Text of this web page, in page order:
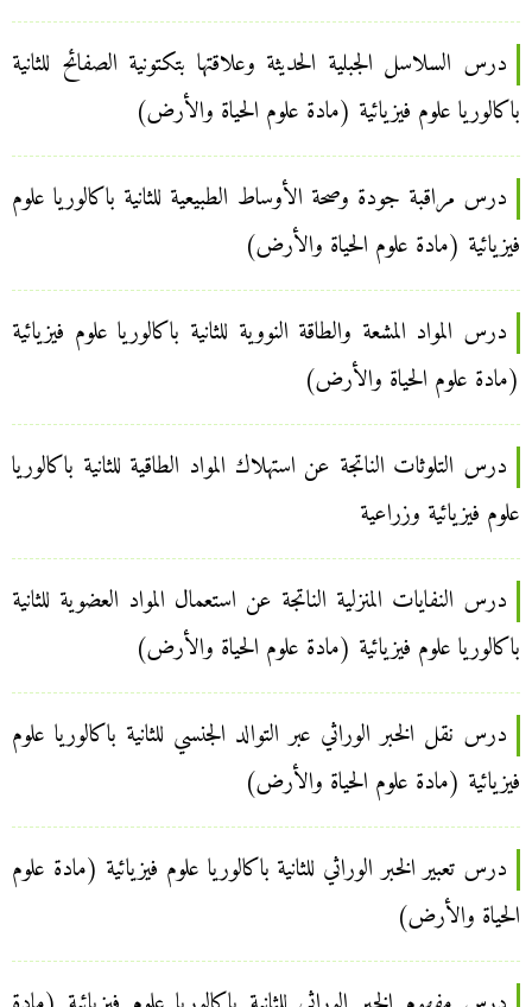
درس السلاسل الجبلية الحديثة وعلاقتها بتكتونية الصفائح للثانية
باكالوريا علوم فيزيائية (مادة علوم الحياة والأرض)
درس مراقبة جودة وصحة الأوساط الطبيعية للثانية باكالوريا علوم
فيزيائية (مادة علوم الحياة والأرض)
درس المواد المشعة والطاقة النووية للثانية باكالوريا علوم فيزيائية
(مادة علوم الحياة والأرض)
درس التلوثات الناتجة عن استهلاك المواد الطاقية للثانية باكالوريا
علوم فيزيائية وزراعية
درس النفايات المنزلية الناتجة عن استعمال المواد العضوية للثانية
باكالوريا علوم فيزيائية (مادة علوم الحياة والأرض)
درس نقل الخبر الوراثي عبر التوالد الجنسي للثانية باكالوريا علوم
فيزيائية (مادة علوم الحياة والأرض)
درس تعبير الخبر الوراثي للثانية باكالوريا علوم فيزيائية (مادة علوم
الحياة والأرض)